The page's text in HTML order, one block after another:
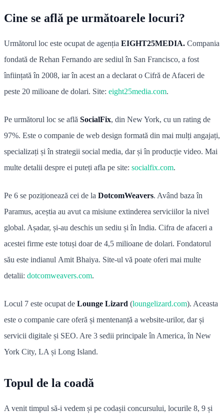
Cine se află pe următoarele locuri?
Următorul loc este ocupat de agenția EIGHT25MEDIA. Compania
fondată de Rehan Fernando are sediul în San Francisco, a fost
înființată în 2008, iar în acest an a declarat o Cifră de Afaceri de
peste 20 milioane de dolari. Site: eight25media.com.
Pe următorul loc se află SocialFix, din New York, cu un rating de
97%. Este o companie de web design formată din mai mulți angajați,
specializați și în strategii social media, dar și în producție video. Mai
multe detalii despre ei puteți afla pe site: socialfix.com.
Pe 6 se poziționează cei de la DotcomWeavers. Având baza în
Paramus, aceștia au avut ca misiune extinderea serviciilor la nivel
global. Așadar, și-au deschis un sediu și în India. Cifra de afaceri a
acestei firme este totuși doar de 4,5 milioane de dolari. Fondatorul
său este indianul Amit Bhaiya. Site-ul vă poate oferi mai multe
detalii: dotcomweavers.com.
Locul 7 este ocupat de Lounge Lizard (loungelizard.com). Aceasta
este o companie care oferă și mentenanță a website-urilor, dar și
servicii digitale și SEO. Are 3 sedii principale în America, în New
York City, LA și Long Island.
Topul de la coadă
A venit timpul să-i vedem și pe codașii concursului, locurile 8, 9 și